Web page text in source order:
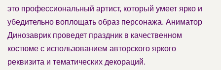
это профессиональный артист, который умеет ярко и
убедительно воплощать образ персонажа. Аниматор
Динозаврик проведет праздник в качественном
костюме с использованием авторского яркого
реквизита и тематических декораций.